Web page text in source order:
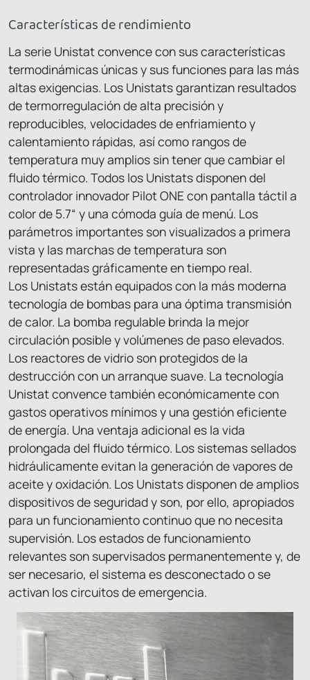
Características de rendimiento
La serie Unistat convence con sus características
termodinámicas únicas y sus funciones para las más
altas exigencias. Los Unistats garantizan resultados
de termorregulación de alta precisión y
reproducibles, velocidades de enfriamiento y
calentamiento rápidas, así como rangos de
temperatura muy amplios sin tener que cambiar el
fluido térmico. Todos los Unistats disponen del
controlador innovador Pilot ONE con pantalla táctil a
color de 5.7“ y una cómoda guía de menú. Los
parámetros importantes son visualizados a primera
vista y las marchas de temperatura son
representadas gráficamente en tiempo real.
Los Unistats están equipados con la más moderna
tecnología de bombas para una óptima transmisión
de calor. La bomba regulable brinda la mejor
circulación posible y volúmenes de paso elevados.
Los reactores de vidrio son protegidos de la
destrucción con un arranque suave. La tecnología
Unistat convence también económicamente con
gastos operativos mínimos y una gestión eficiente
de energía. Una ventaja adicional es la vida
prolongada del fluido térmico. Los sistemas sellados
hidráulicamente evitan la generación de vapores de
aceite y oxidación. Los Unistats disponen de amplios
dispositivos de seguridad y son, por ello, apropiados
para un funcionamiento continuo que no necesita
supervisión. Los estados de funcionamiento
relevantes son supervisados permanentemente y, de
ser necesario, el sistema es desconectado o se
activan los circuitos de emergencia.